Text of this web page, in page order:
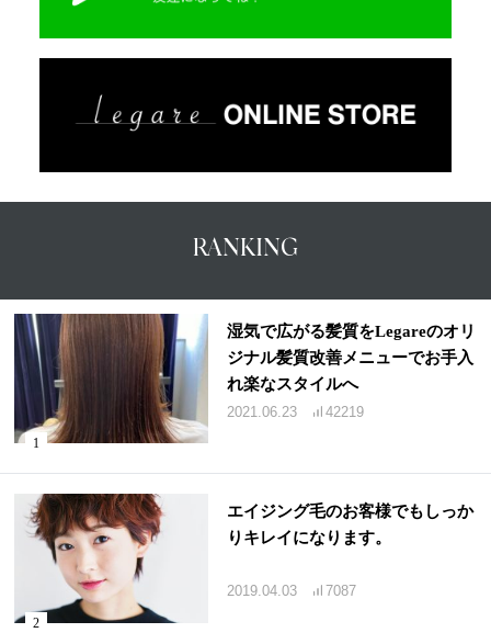
RANKING
湿気で広がる髪質をLegareのオリ
ジナル髪質改善メニューでお手入
れ楽なスタイルへ
2021.06.23 42219
エイジング毛のお客様でもしっか
りキレイになります。
2019.04.03 7087